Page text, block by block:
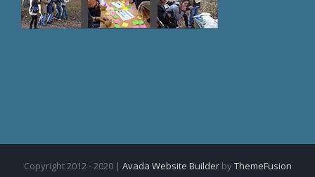
Copyright 2012 - 2020 | Avada Website BuilderbyThemeFusion